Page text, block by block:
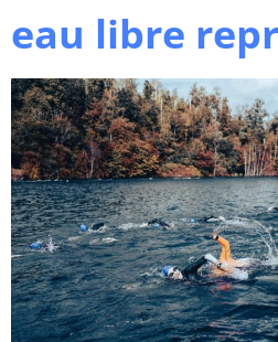
eau libre